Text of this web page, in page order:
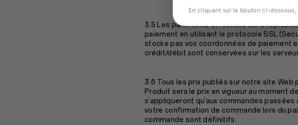
3.5 Les paiements effectués sur
paiement en utilisant le protocole SSL
stocke pas vos coordonnées de paiement
crédit/débit sont conservées sur les
3.6 Tous les prix publiés sur notre site
Produit sera le prix en vigueur au moment
s'appliqueront qu'aux commandes
votre confirmation de commande lors du
commande sont définitifs.
En cliquant sur le bouton ci-